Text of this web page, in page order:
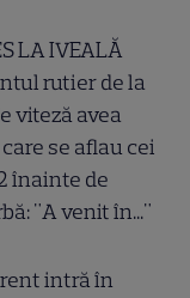
LA IVEALĂ
rutier de la
viteză avea
se aflau cei
înainte de
"A venit în..."
intră în